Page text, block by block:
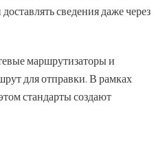
сведения даже через
маршрутизаторы и
для отправки. В рамках
стандарты создают